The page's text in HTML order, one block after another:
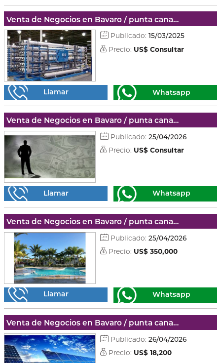
Venta de Negocios en Bavaro / punta cana - La altagracia
Publicado: 15/03/2025
Precio: US$ Consultar
Llamar Whatsapp
Venta de Negocios en Bavaro / punta cana - La altagracia
Publicado: 25/04/2026
Precio: US$ Consultar
Llamar Whatsapp
Venta de Negocios en Bavaro / punta cana - La altagracia
Publicado: 25/04/2026
Precio: US$ 350,000
Llamar Whatsapp
Venta de Negocios en Bavaro / punta cana - La altagracia
Publicado: 26/04/2026
Precio: US$ 18,200